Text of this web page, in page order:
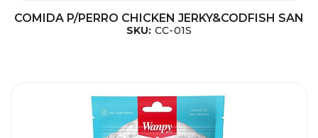
COMIDA P/PERRO CHICKEN JERKY&CODFISH SAN
SKU: CC-01S